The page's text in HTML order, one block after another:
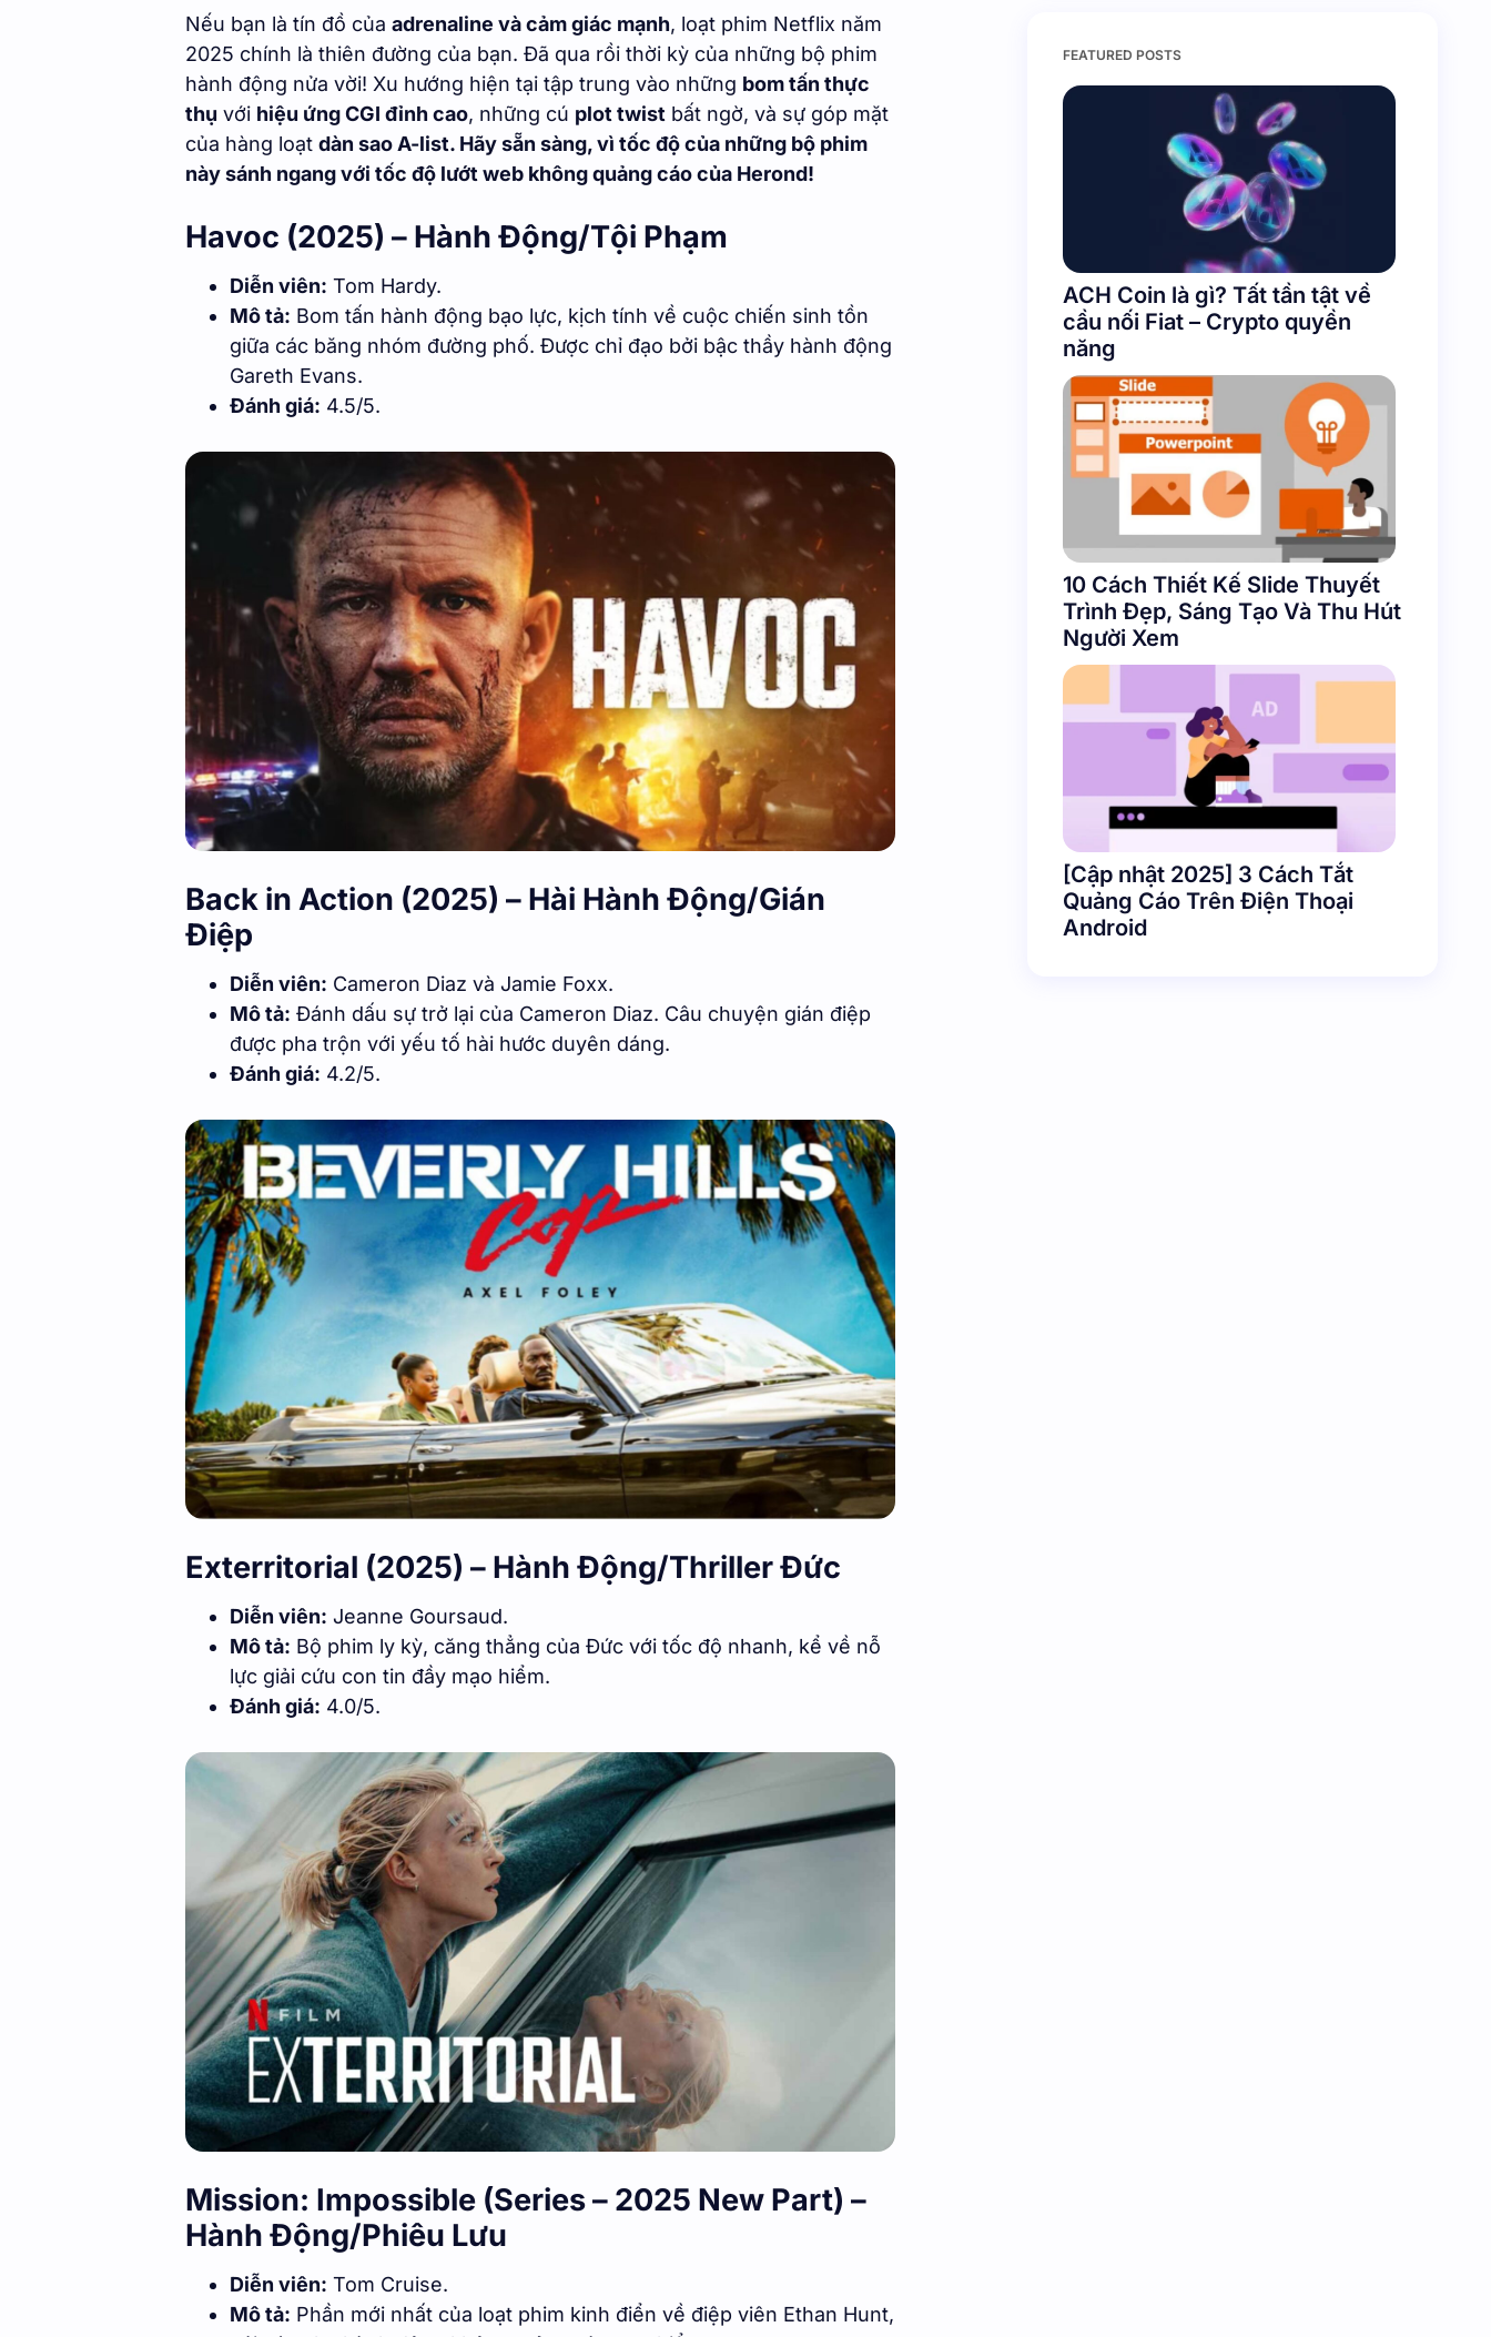
Nếu bạn là tín đồ của adrenaline và cảm giác mạnh, loạt phim Netflix năm
2025 chính là thiên đường của bạn. Đã qua rồi thời kỳ của những bộ phim
hành động nửa vời! Xu hướng hiện tại tập trung vào những bom tấn thực
thụ với hiệu ứng CGI đỉnh cao, những cú plot twist bất ngờ, và sự góp mặt
của hàng loạt dàn sao A-list. Hãy sẵn sàng, vì tốc độ của những bộ phim
này sánh ngang với tốc độ lướt web không quảng cáo của Herond!
Havoc (2025) – Hành Động/Tội Phạm
Diễn viên: Tom Hardy.
Mô tả: Bom tấn hành động bạo lực, kịch tính về cuộc chiến sinh tồn
giữa các băng nhóm đường phố. Được chỉ đạo bởi bậc thầy hành động
Gareth Evans.
Đánh giá: 4.5/5.
Back in Action (2025) – Hài Hành Động/Gián
Điệp
Diễn viên: Cameron Diaz và Jamie Foxx.
Mô tả: Đánh dấu sự trở lại của Cameron Diaz. Câu chuyện gián điệp
được pha trộn với yếu tố hài hước duyên dáng.
Đánh giá: 4.2/5.
Exterritorial (2025) – Hành Động/Thriller Đức
Diễn viên: Jeanne Goursaud.
Mô tả: Bộ phim ly kỳ, căng thẳng của Đức với tốc độ nhanh, kể về nỗ
lực giải cứu con tin đầy mạo hiểm.
Đánh giá: 4.0/5.
Mission: Impossible (Series – 2025 New Part) –
Hành Động/Phiêu Lưu
Diễn viên: Tom Cruise.
Mô tả: Phần mới nhất của loạt phim kinh điển về điệp viên Ethan Hunt,
FEATURED POSTS
ACH Coin là gì? Tất tần tật về
cầu nối Fiat – Crypto quyền
năng
10 Cách Thiết Kế Slide Thuyết
Trình Đẹp, Sáng Tạo Và Thu Hút
Người Xem
[Cập nhật 2025] 3 Cách Tắt
Quảng Cáo Trên Điện Thoại
Android